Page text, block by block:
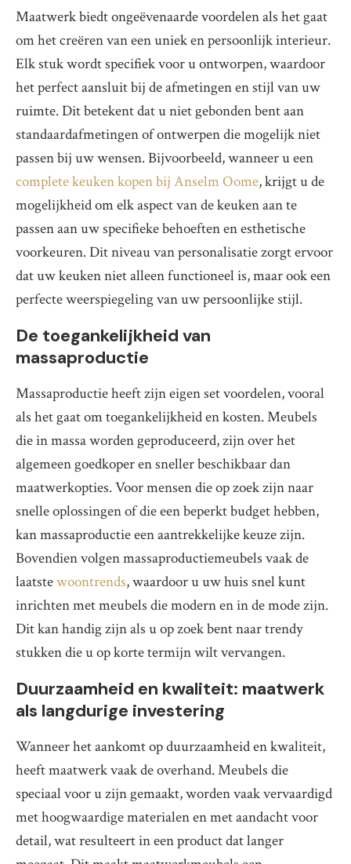
Maatwerk biedt ongeëvenaarde voordelen als het gaat
om het creëren van een uniek en persoonlijk interieur.
Elk stuk wordt specifiek voor u ontworpen, waardoor
het perfect aansluit bij de afmetingen en stijl van uw
ruimte. Dit betekent dat u niet gebonden bent aan
standaardafmetingen of ontwerpen die mogelijk niet
passen bij uw wensen. Bijvoorbeeld, wanneer u een
complete keuken kopen bij Anselm Oome, krijgt u de
mogelijkheid om elk aspect van de keuken aan te
passen aan uw specifieke behoeften en esthetische
voorkeuren. Dit niveau van personalisatie zorgt ervoor
dat uw keuken niet alleen functioneel is, maar ook een
perfecte weerspiegeling van uw persoonlijke stijl.
De toegankelijkheid van
massaproductie
Massaproductie heeft zijn eigen set voordelen, vooral
als het gaat om toegankelijkheid en kosten. Meubels
die in massa worden geproduceerd, zijn over het
algemeen goedkoper en sneller beschikbaar dan
maatwerkopties. Voor mensen die op zoek zijn naar
snelle oplossingen of die een beperkt budget hebben,
kan massaproductie een aantrekkelijke keuze zijn.
Bovendien volgen massaproductiemeubels vaak de
laatstewoontrends, waardoor u uw huis snel kunt
inrichten met meubels die modern en in de mode zijn.
Dit kan handig zijn als u op zoek bent naar trendy
stukken die u op korte termijn wilt vervangen.
Duurzaamheid en kwaliteit: maatwerk
als langdurige investering
Wanneer het aankomt op duurzaamheid en kwaliteit,
heeft maatwerk vaak de overhand. Meubels die
speciaal voor u zijn gemaakt, worden vaak vervaardigd
met hoogwaardige materialen en met aandacht voor
detail, wat resulteert in een product dat langer